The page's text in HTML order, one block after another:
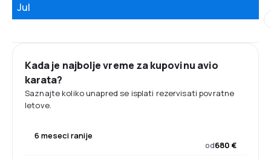
Jul
Kada je najbolje vreme za kupovinu avio
karata?
Saznajte koliko unapred se isplati rezervisati povratne
letove.
6 meseci ranije
od680 €